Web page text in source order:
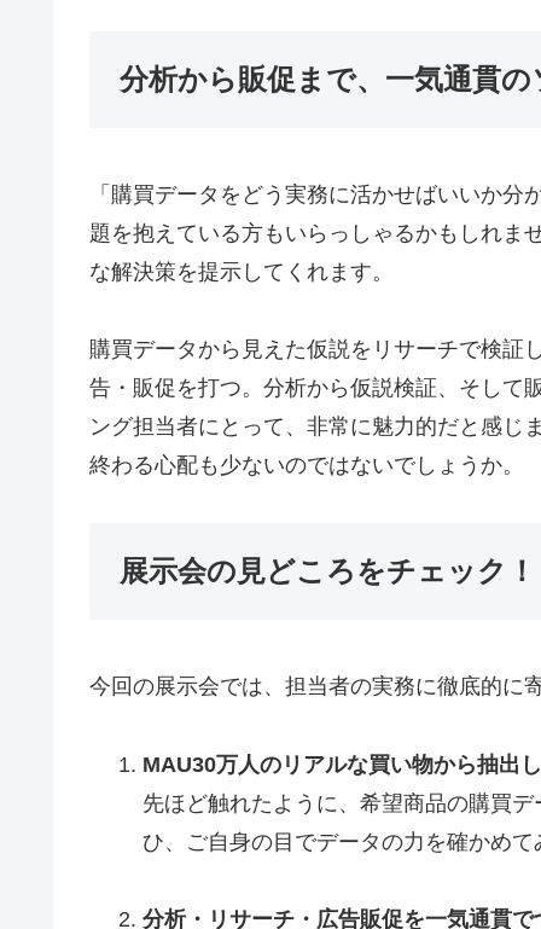
分析から販促まで、一気通貫
「購買データをどう実務に活かせばいいか
題を抱えている方もいらっしゃるかもしれま
な解決策を提示してくれます。
購買データから見えた仮説をリサーチで検証
告・販促を打つ。分析から仮説検証、そして
ング担当者にとって、非常に魅力的だと感じ
終わる心配も少ないのではないでしょうか。
展示会の見どころをチェック！
今回の展示会では、担当者の実務に徹底的に
MAU30万人のリアルな買い物から抽出
先ほど触れたように、希望商品の購買
ひ、ご自身の目でデータの力を確かめ
分析・リサーチ・広告販促を一気通貫